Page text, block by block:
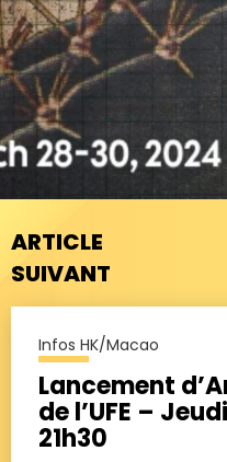
ARTICLE
SUIVANT
Infos HK/Macao
Lancement
de l’UFE –
21h30